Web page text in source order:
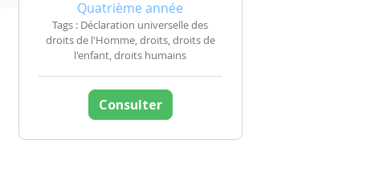
Quatrième année
Tags : Déclaration universelle des
droits de l'Homme, droits, droits de
l'enfant, droits humains
Consulter